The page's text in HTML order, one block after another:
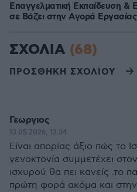
Επαγγελματική Εκπαίδευση &
σε Bάζει στην Aγορά Eργασίας
ΣΧΟΛΙΑ (68)
ΠΡΟΣΘΗΚΗ ΣΧΟΛΙΟΥ
Γεωργιος
13.05.2026, 12:34
Είναι απορίας άξιο πώς το
γενοκτονία συμμετέχει
ισχυρού θα πει κανείς .το
πρώτη φορά ακόμα και